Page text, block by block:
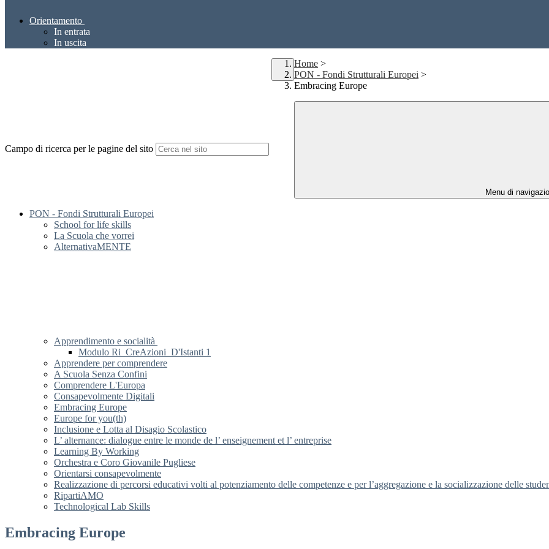
Orientamento
In entrata
In uscita
Campo di ricerca per le pagine del sito
Home >
PON - Fondi Strutturali Europei >
Embracing Europe
Menu di
PON - Fondi Strutturali Europei
School for life skills
La Scuola che vorrei
AlternativaMENTE
Apprendimento e socialità
Modulo Ri_CreAzioni_D'Istanti 1
Apprendere per comprendere
A Scuola Senza Confini
Comprendere L'Europa
Consapevolmente Digitali
Embracing Europe
Europe for you(th)
Inclusione e Lotta al Disagio Scolastico
L’ alternance: dialogue entre le monde de l’ enseignement et l’ entreprise
Learning By Working
Orchestra e Coro Giovanile Pugliese
Orientarsi consapevolmente
Realizzazione di percorsi educativi volti al potenziamento delle competenze e per l’aggregazione e la socializzazione delle
RipartiAMO
Technological Lab Skills
Embracing Europe